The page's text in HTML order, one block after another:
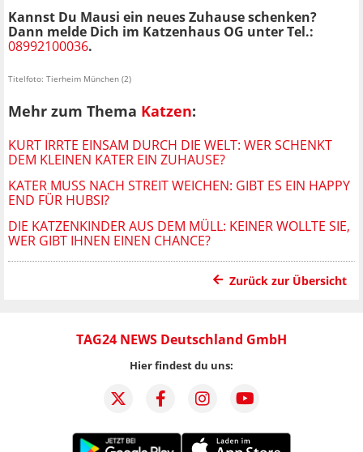
Kannst Du Mausi ein neues Zuhause schenken?
Dann melde Dich im Katzenhaus OG unter Tel.:
08992100036.
Titelfoto: Tierheim München (2)
Mehr zum Thema Katzen:
KURT IRRTE EINSAM DURCH DIE WELT: WER SCHENKT
DEM KLEINEN KATER EIN ZUHAUSE?
KATER MUSS NACH STREIT WEICHEN: GIBT ES EIN HAPPY
END FÜR HUBSI?
DIE KATZENKINDER AUS DEM MÜLL: KEINER WOLLTE SIE,
WER GIBT IHNEN EINEN CHANCE?
Zurück zur Übersicht
TAG24 NEWS Deutschland GmbH
Hier findest du uns: